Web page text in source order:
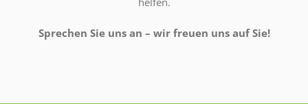
Sprechen Sie uns an – wir freuen uns auf Sie!